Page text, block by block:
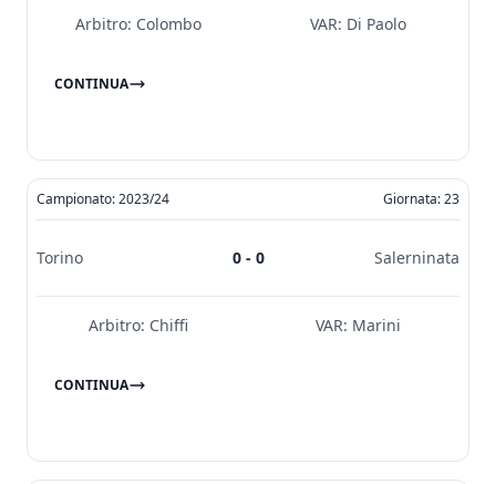
Arbitro: Colombo VAR: Di Paolo
CONTINUA
Campionato: 2023/24 Giornata: 23
Torino 0 - 0 Salerninata
Arbitro: Chiffi VAR: Marini
CONTINUA